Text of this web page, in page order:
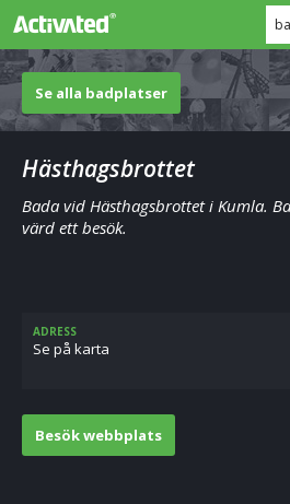
Se alla badplatser
Hästhagsbrottet
Bada vid Hästhagsbrottet i Kumla.
värd ett besök.
ADRESS
Se på karta
Besök webbplats